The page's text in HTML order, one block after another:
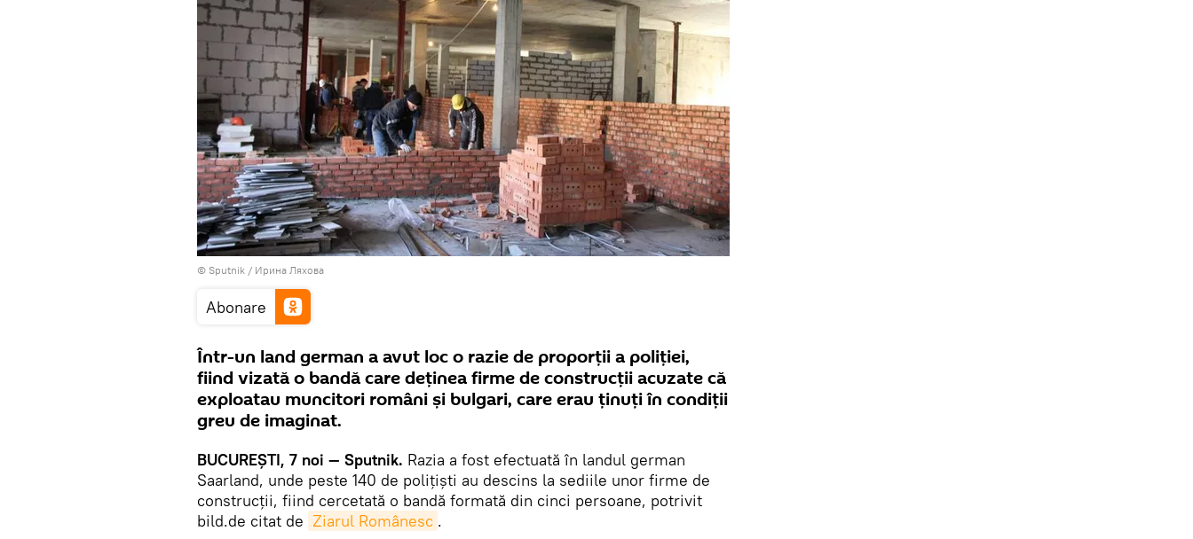
© Sputnik / Ирина Ляхова
Abonare
Într-un land german a avut loc o razie de proporții a poliției,
fiind vizată o bandă care deținea firme de construcții acuzate că
exploatau muncitori români și bulgari, care erau ținuți în condiții
greu de imaginat.
BUCUREȘTI, 7 noi — Sputnik. Razia a fost efectuată în landul german
Saarland, unde peste 140 de polițiști au descins la sediile unor firme de
construcții, fiind cercetată o bandă formată din cinci persoane, potrivit
bild.de citat de Ziarul Românesc .